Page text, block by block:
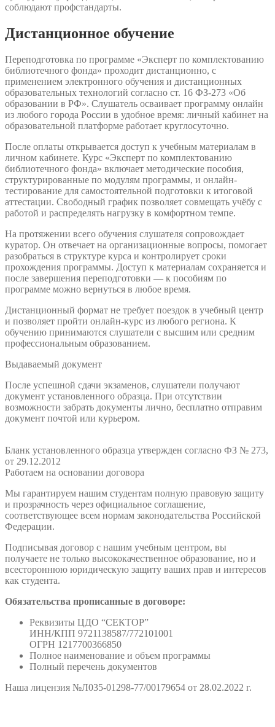
соблюдают профстандарты.
Дистанционное обучение
Переподготовка по программе «Эксперт по комплектованию
библиотечного фонда» проходит дистанционно, с
применением электронного обучения и дистанционных
образовательных технологий согласно ст. 16 ФЗ-273 «Об
образовании в РФ». Слушатель осваивает программу онлайн
из любого города России в удобное время: личный кабинет на
образовательной платформе работает круглосуточно.
После оплаты открывается доступ к учебным материалам в
личном кабинете. Курс «Эксперт по комплектованию
библиотечного фонда» включает методические пособия,
структурированные по модулям программы, и онлайн-
тестирование для самостоятельной подготовки к итоговой
аттестации. Свободный график позволяет совмещать учёбу с
работой и распределять нагрузку в комфортном темпе.
На протяжении всего обучения слушателя сопровождает
куратор. Он отвечает на организационные вопросы, помогает
разобраться в структуре курса и контролирует сроки
прохождения программы. Доступ к материалам сохраняется и
после завершения переподготовки — к пособиям по
программе можно вернуться в любое время.
Дистанционный формат не требует поездок в учебный центр
и позволяет пройти онлайн-курс из любого региона. К
обучению принимаются слушатели с высшим или средним
профессиональным образованием.
Выдаваемый документ
После успешной сдачи экзаменов, слушатели получают
документ установленного образца. При отсутствии
возможности забрать документы лично, бесплатно отправим
документ почтой или курьером.
Бланк установленного образца утвержден согласно ФЗ № 273,
от 29.12.2012
Работаем на основании договора
Мы гарантируем нашим студентам полную правовую защиту
и прозрачность через официальное соглашение,
соответствующее всем нормам законодательства Российской
Федерации.
Подписывая договор с нашим учебным центром, вы
получаете не только высококачественное образование, но и
всестороннюю юридическую защиту ваших прав и интересов
как студента.
Обязательства прописанные в договоре:
Реквизиты ЦДО “СЕКТОР”
ИНН/КПП 9721138587/772101001
ОГРН 1217700366850
Полное наименование и объем программы
Полный перечень документов
Наша лицензия №Л035-01298-77/00179654 от 28.02.2022 г.